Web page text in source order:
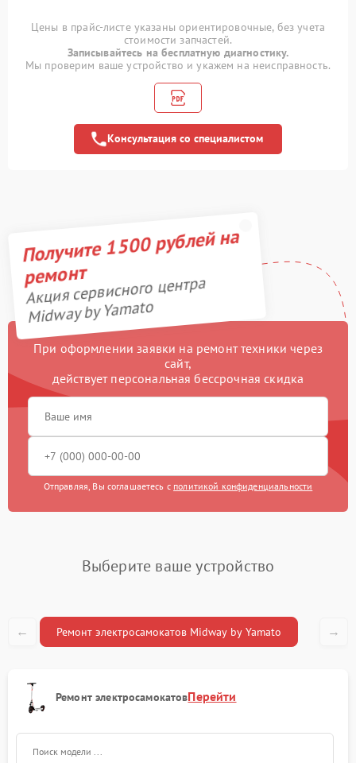
Замена датчика холла 1400 рублей
Замена элемента
освещения
400 рублей
Замена амортизаторов
Замена подшипников 700 рублей
Замена камеры 750 рублей
Апгрейд
Гидроизоляция
Замена подсветки 400 рублей
Цены в прайс-листе указаны ориентировочные, без учета
стоимости запчастей.
Записывайтесь на бесплатную диагностику.
Мы проверим ваше устройство и укажем на неисправность.
Консультация со специалистом
Получите 1500 рублей на
ремонт
Акция сервисного центра
Midway by Yamato
При оформлении заявки на ремонт техники через
сайт,
действует персональная бессрочная скидка
Отправляя, Вы соглашаетесь с политикой конфиденциальности
Выберите ваше устройство
← Ремонт электросамокатов Midway by Yamato →
Ремонт электросамокатовПерейти